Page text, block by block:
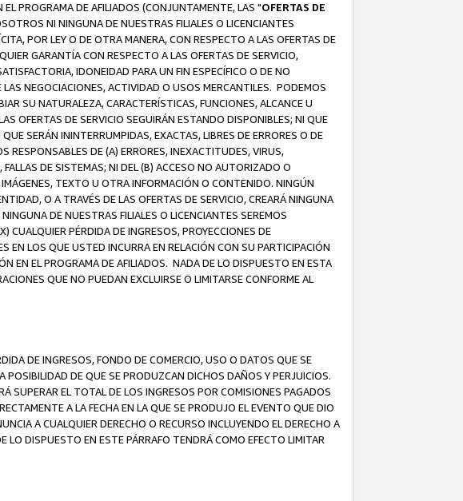
PROGRAMA DE AFILIADOS (CONJUNTAMENTE, LAS "OFERTAS DE
NI NINGUNA DE NUESTRAS FILIALES O LICENCIANTES
POR LEY O DE OTRA MANERA, CON RESPECTO A LAS OFERTAS DE
GARANTÍA CON RESPECTO A LAS OFERTAS DE SERVICIO,
IDONEIDAD PARA UN FIN ESPECÍFICO O DE NO
NEGOCIACIONES, ACTIVIDAD O USOS MERCANTILES. PODEMOS
SU NATURALEZA, CARACTERÍSTICAS, FUNCIONES, ALCANCE U
OFERTAS DE SERVICIO SEGUIRÁN ESTANDO DISPONIBLES; NI QUE
SERÁN ININTERRUMPIDAS, EXACTAS, LIBRES DE ERRORES O DE
DE (A) ERRORES, INEXACTITUDES, VIRUS,
DE SISTEMAS; NI DEL (B) ACCESO NO AUTORIZADO O
TEXTO U OTRA INFORMACIÓN O CONTENIDO. NINGÚN
O A TRAVÉS DE LAS OFERTAS DE SERVICIO, CREARÁ NINGUNA
DE NUESTRAS FILIALES O LICENCIANTES SEREMOS
PÉRDIDA DE INGRESOS, PROYECCIONES DE
EN LOS QUE USTED INCURRA EN RELACIÓN CON SU PARTICIPACIÓN
EN EL PROGRAMA DE AFILIADOS. NADA DE LO DISPUESTO EN ESTA
QUE NO PUEDAN EXCLUIRSE O LIMITARSE CONFORME AL
DE INGRESOS, FONDO DE COMERCIO, USO O DATOS QUE SE
POSIBILIDAD DE QUE SE PRODUZCAN DICHOS DAÑOS Y PERJUICIOS.
SUPERAR EL TOTAL DE LOS INGRESOS POR COMISIONES PAGADOS
A LA FECHA EN LA QUE SE PRODUJO EL EVENTO QUE DIO
A CUALQUIER DERECHO O RECURSO INCLUYENDO EL DERECHO A
LO DISPUESTO EN ESTE PÁRRAFO TENDRÁ COMO EFECTO LIMITAR